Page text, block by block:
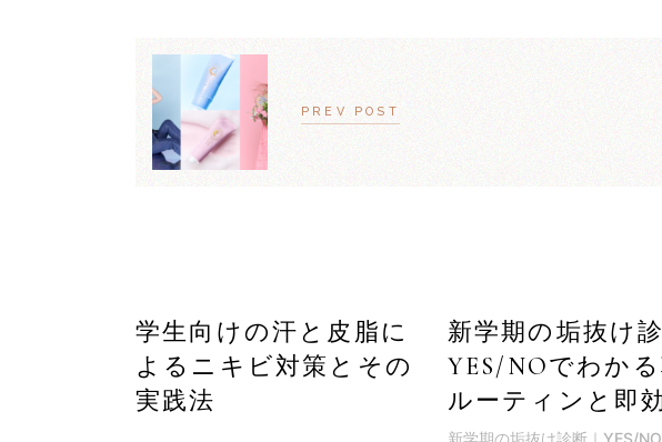
PREV POST
学生向けの汗と皮脂に
よるニキビ対策とその
実践法
新学期の垢抜け診
YES/NOでわか
ルーティンと即
新学期の垢抜け診断｜YES/